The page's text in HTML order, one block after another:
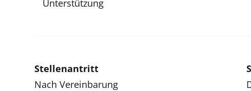
Unterstützung
Stellenantritt
Nach Vereinbarung